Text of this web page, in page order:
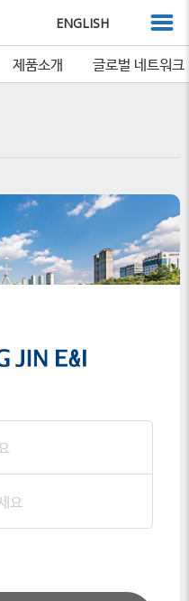
ENGLISH
제품소개 글로벌 네트워크